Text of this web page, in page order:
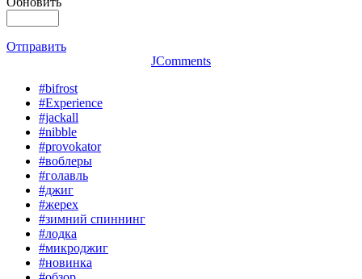
Отправить
JComments
#bifrost
#Experience
#jackall
#nibble
#provokator
#воблеры
#голавль
#джиг
#жерех
#зимний спиннинг
#лодка
#микроджиг
#новинка